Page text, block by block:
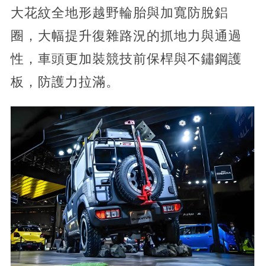
大花紋全地形越野輪胎與加寬防脫鋁
圈，大幅提升復雜路況的抓地力與通過
性，車頭更加裝競技前保桿與不鏽鋼護
板，防護力拉滿。